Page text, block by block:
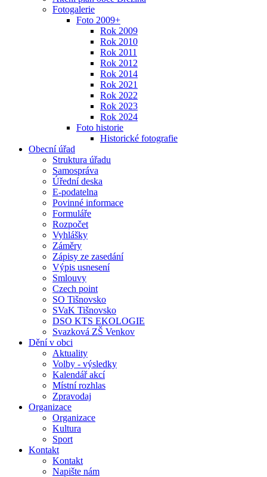
Fotogalerie
Foto 2009+
Rok 2009
Rok 2010
Rok 2011
Rok 2012
Rok 2014
Rok 2021
Rok 2022
Rok 2023
Rok 2024
Foto historie
Historické fotografie
Obecní úřad
Struktura úřadu
Samospráva
Úřední deska
E-podatelna
Povinné informace
Formuláře
Rozpočet
Vyhlášky
Záměry
Zápisy ze zasedání
Výpis usnesení
Smlouvy
Czech point
SO Tišnovsko
SVaK Tišnovsko
DSO KTS EKOLOGIE
Svazková ZŠ Venkov
Dění v obci
Aktuality
Volby - výsledky
Kalendář akcí
Místní rozhlas
Zpravodaj
Organizace
Organizace
Kultura
Sport
Kontakt
Kontakt
Napište nám